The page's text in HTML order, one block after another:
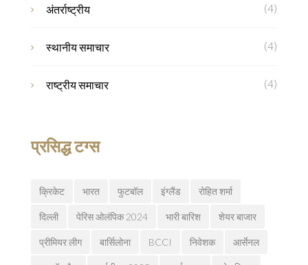
अंतर्राष्ट्रीय (4)
स्थानीय समाचार (4)
राष्ट्रीय समाचार (4)
प्रसिद्ध टग्स
क्रिकेट भारत फुटबॉल इंग्लैंड रोहित शर्मा
दिल्ली पेरिस ओलंपिक 2024 भारी बारिश शेयर बाजार
प्रीमियर लीग बार्सिलोना BCCI निवेशक आर्सेनल